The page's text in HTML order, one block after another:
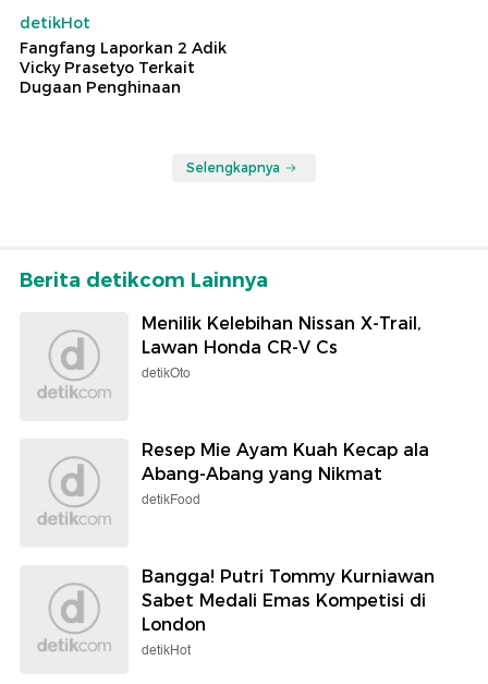
detikHot
Fangfang Laporkan 2 Adik
Vicky Prasetyo Terkait
Dugaan Penghinaan
Selengkapnya
Berita detikcom Lainnya
Menilik Kelebihan Nissan X-Trail,
Lawan Honda CR-V Cs
detikOto
Resep Mie Ayam Kuah Kecap ala
Abang-Abang yang Nikmat
detikFood
Bangga! Putri Tommy Kurniawan
Sabet Medali Emas Kompetisi di
London
detikHot